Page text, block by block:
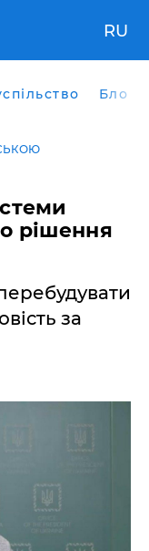
RU
Блоги
рішення
за